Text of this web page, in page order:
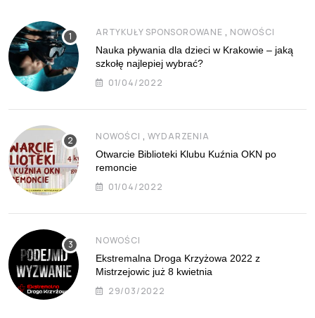
ARTYKUŁY SPONSOROWANE , NOWOŚCI
Nauka pływania dla dzieci w Krakowie – jaką
szkołę najlepiej wybrać?
01/04/2022
NOWOŚCI , WYDARZENIA
Otwarcie Biblioteki Klubu Kuźnia OKN po
remoncie
01/04/2022
NOWOŚCI
Ekstremalna Droga Krzyżowa 2022 z
Mistrzejowic już 8 kwietnia
29/03/2022